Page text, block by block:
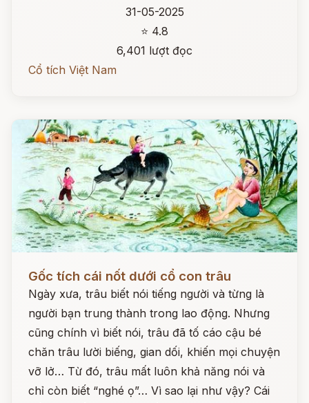
31-05-2025
⭐ 4.8
6,401 lượt đọc
Cổ tích Việt Nam
Đọc ngay
Gốc tích cái nốt dưới cổ con trâu
Ngày xưa, trâu biết nói tiếng người và từng là
người bạn trung thành trong lao động. Nhưng
cũng chính vì biết nói, trâu đã tố cáo cậu bé
chăn trâu lười biếng, gian dối, khiến mọi chuyện
vỡ lở… Từ đó, trâu mất luôn khả năng nói và
chỉ còn biết “nghé ọ”… Vì sao lại như vậy? Cái